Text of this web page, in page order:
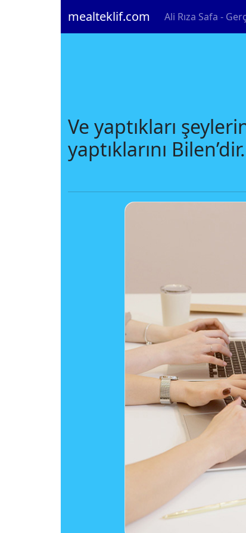
mealteklif.com Ali Rıza Safa -
Ve yaptıkları
yaptıklarını Bilen’dir.